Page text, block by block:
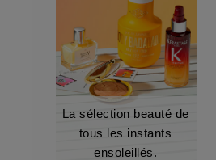
La sélection beauté de
tous les instants
ensoleillés.